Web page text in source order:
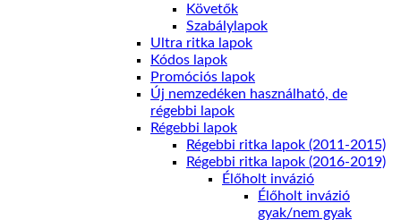
Követők
Szabálylapok
Ultra ritka lapok
Kódos lapok
Promóciós lapok
Új nemzedéken használható, de
régebbi lapok
Régebbi lapok
Régebbi ritka lapok (2011-2015)
Régebbi ritka lapok (2016-2019)
Élőholt invázió
Élőholt invázió
gyak/nem gyak